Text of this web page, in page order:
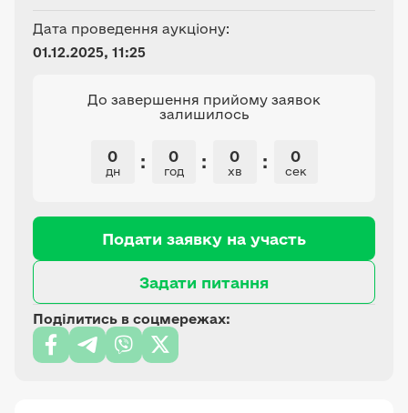
Дата проведення аукціону:
01.12.2025, 11:25
До завершення прийому заявок
залишилось
0
дн : 0
год : 0
хв : 0
сек
Подати заявку на участь
Задати питання
Поділитись в соцмережах: